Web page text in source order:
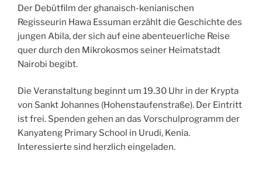
Der Debütfilm der ghanaisch-kenianischen
Regisseurin Hawa Essuman erzählt die Geschichte des
jungen Abila, der sich auf eine abenteuerliche Reise
quer durch den Mikrokosmos seiner Heimatstadt
Nairobi begibt.
Die Veranstaltung beginnt um 19.30 Uhr in der Krypta
von Sankt Johannes (Hohenstaufenstraße). Der Eintritt
ist frei. Spenden gehen an das Vorschulprogramm der
Kanyateng Primary School in Urudi, Kenia.
Interessierte sind herzlich eingeladen.